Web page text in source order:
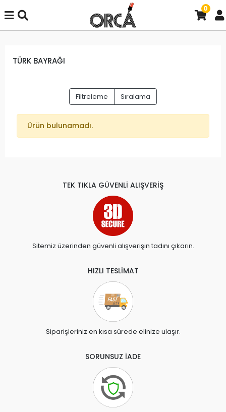
0
TÜRK BAYRAĞI
Filtreleme Sıralama
Ürün bulunamadı.
TEK TIKLA GÜVENLİ ALIŞVERİŞ
Sitemiz üzerinden güvenli alışverişin tadını çıkarın.
HIZLI TESLİMAT
Siparişleriniz en kısa sürede elinize ulaşır.
SORUNSUZ İADE